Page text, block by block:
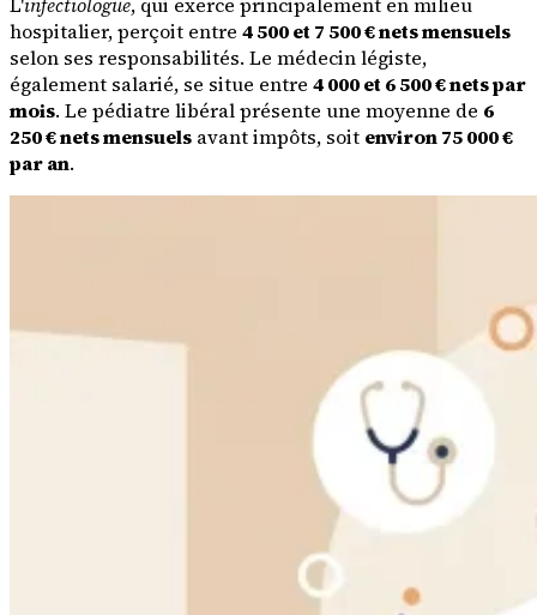
L'infectiologue, qui exerce principalement en milieu
hospitalier, perçoit entre 4 500 et 7 500 € nets mensuels
selon ses responsabilités. Le médecin légiste,
également salarié, se situe entre 4 000 et 6 500 € nets par
mois. Le pédiatre libéral présente une moyenne de 6
250 € nets mensuels avant impôts, soit environ 75 000 €
par an.